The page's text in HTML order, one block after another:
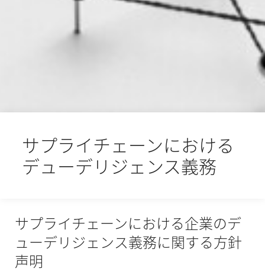
サプライチェーンにおける
デューデリジェンス義務
サプライチェーンにおける企業のデ
ューデリジェンス義務に関する方針
声明